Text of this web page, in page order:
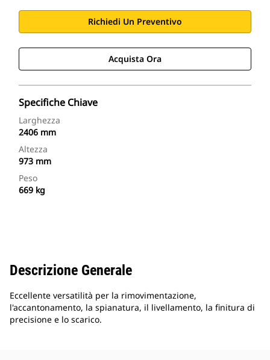
Richiedi Un Preventivo
Acquista Ora
Specifiche Chiave
Larghezza
2406 mm
Altezza
973 mm
Peso
669 kg
Descrizione Generale
Eccellente versatilità per la rimovimentazione,
l'accantonamento, la spianatura, il livellamento, la finitura di
precisione e lo scarico.